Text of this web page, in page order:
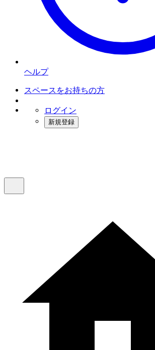
ヘルプ
スペースをお持ちの方
ログイン
新規登録